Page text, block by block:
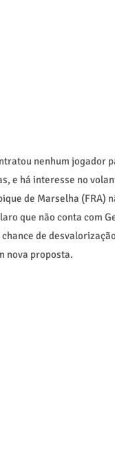
nenhum jogador
e há interesse no
de Marselha (FRA)
que não conta com
de
nova proposta.